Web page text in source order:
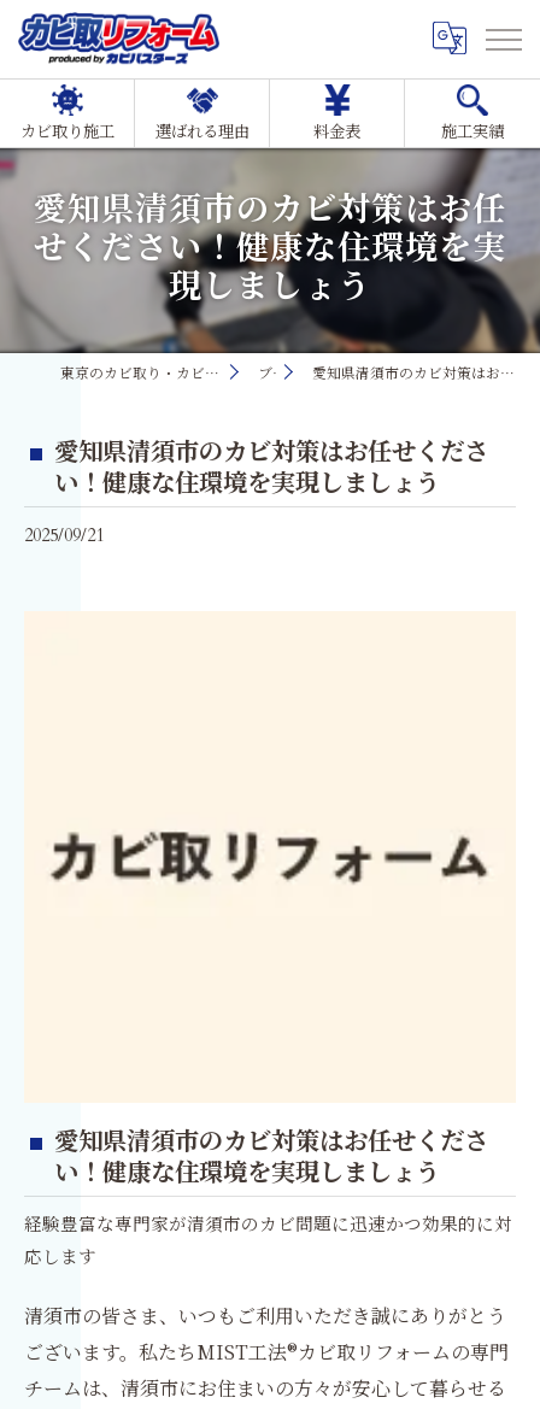
カビ取り施工 選ばれる理由 料金表 施工実績
愛知県清須市のカビ対策はお任
せください！健康な住環境を実
現しましょう
東京のカビ取り・カビ対策ならMIST工法®カビ取リフォーム ブログ 愛知県清須市のカビ対策はお任せください！健康な住環境を実現しましょう
愛知県清須市のカビ対策はお任せくださ
い！健康な住環境を実現しましょう
2025/09/21
愛知県清須市のカビ対策はお任せくださ
い！健康な住環境を実現しましょう
経験豊富な専門家が清須市のカビ問題に迅速かつ効果的に対
応します
清須市の皆さま、いつもご利用いただき誠にありがとう
ございます。私たちMIST工法®カビ取リフォームの専門
チームは、清須市にお住まいの方々が安心して暮らせる